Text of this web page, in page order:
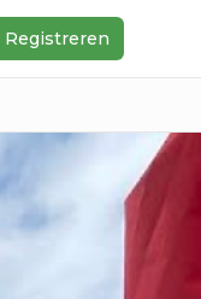
Registreren